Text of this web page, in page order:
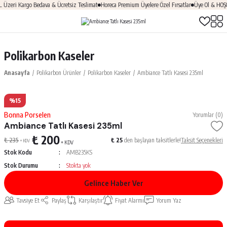
Kargo Bedava & Ücretsiz Teslimat Horeca Premium Üyelere Özel Fırsatlar Üye Ol &
Polikarbon Kaseler
Anasayfa Polikarbon Ürünler Polikarbon Kaseler Ambiance Tatlı Kasesi 235ml
%15
Bonna Porselen Yorumlar (0)
Ambiance Tatlı Kasesi 235ml
₺ 235 + KDV ₺ 200+ KDV ₺ 25 den başlayan taksitlerle!Taksit Seçenekleri
Stok Kodu
AMB235KS
Stok Durumu
Stokta yok
Gelince Haber Ver
Tavsiye Et Paylaş Karşılaştır Fiyat Alarmı Yorum Yaz